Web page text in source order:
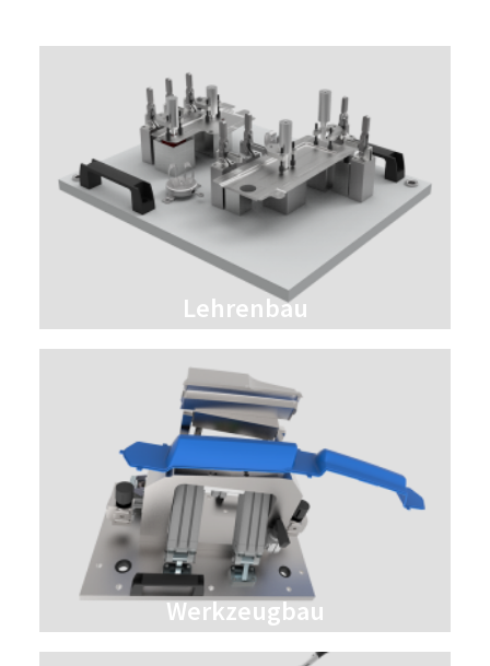
Lehrenbau
Werkzeugbau